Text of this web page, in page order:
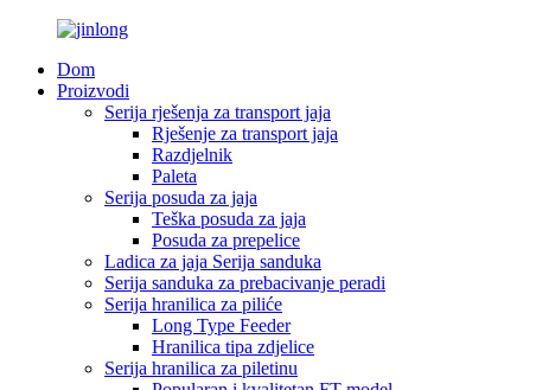
Dom
Proizvodi
Serija rješenja za transport jaja
Rješenje za transport jaja
Razdjelnik
Paleta
Serija posuda za jaja
Teška posuda za jaja
Posuda za prepelice
Ladica za jaja Serija sanduka
Serija sanduka za prebacivanje peradi
Serija hranilica za piliće
Long Type Feeder
Hranilica tipa zdjelice
Serija hranilica za piletinu